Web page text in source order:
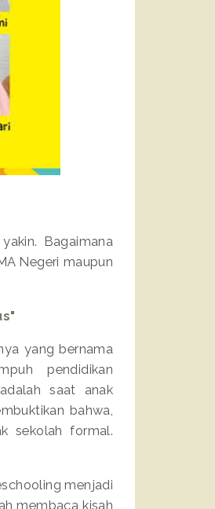
Bagaimana
Negeri maupun
yang bernama
pendidikan
saat anak
bahwa,
sekolah formal.
menjadi
membaca kisah